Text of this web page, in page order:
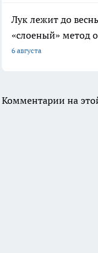
Лук лежит до
«слоеный» метод
6 августа
Комментарии на